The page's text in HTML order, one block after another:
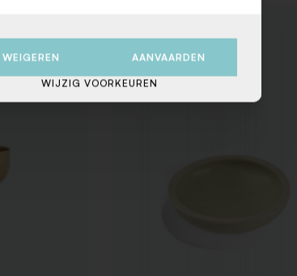
WEIGEREN AANVAARDEN
WIJZIG VOORKEUREN